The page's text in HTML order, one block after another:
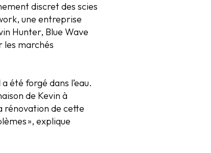
discret des scies
une entreprise
Hunter, Blue Wave
les marchés
été forgé dans l’eau.
de Kevin à
rénovation de cette
», explique